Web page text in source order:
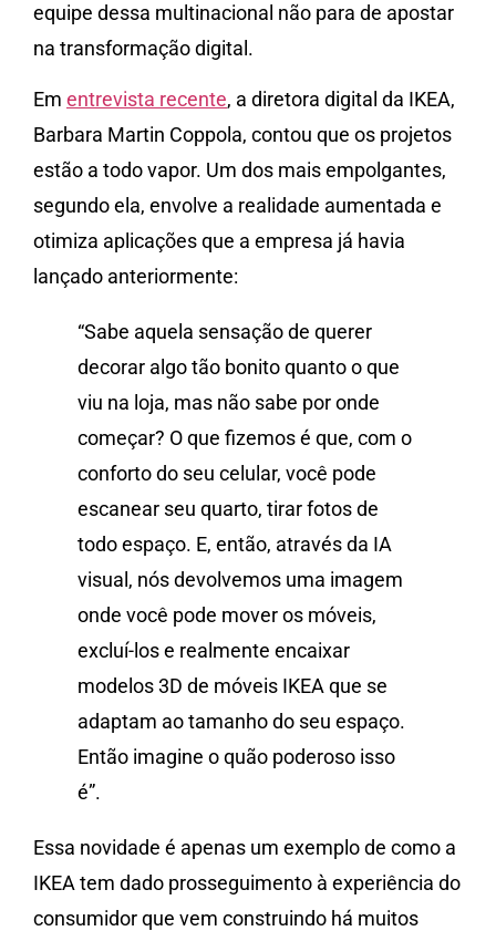
equipe dessa multinacional não para de apostar
na transformação digital.
Em entrevista recente, a diretora digital da IKEA,
Barbara Martin Coppola, contou que os projetos
estão a todo vapor. Um dos mais empolgantes,
segundo ela, envolve a realidade aumentada e
otimiza aplicações que a empresa já havia
lançado anteriormente:
“Sabe aquela sensação de querer
decorar algo tão bonito quanto o que
viu na loja, mas não sabe por onde
começar? O que fizemos é que, com o
conforto do seu celular, você pode
escanear seu quarto, tirar fotos de
todo espaço. E, então, através da IA
visual, nós devolvemos uma imagem
onde você pode mover os móveis,
excluí-los e realmente encaixar
modelos 3D de móveis IKEA que se
adaptam ao tamanho do seu espaço.
Então imagine o quão poderoso isso
é”.
Essa novidade é apenas um exemplo de como a
IKEA tem dado prosseguimento à experiência do
consumidor que vem construindo há muitos